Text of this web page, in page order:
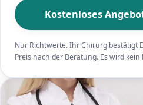
Kostenloses
Nur Richtwerte. Ihr Chirurg bestätigt
Preis nach der Beratung. Es wird